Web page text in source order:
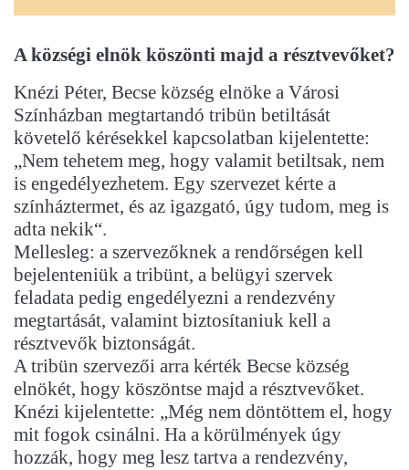
A községi elnök köszönti majd a résztvevőket?
Knézi Péter, Becse község elnöke a Városi
Színházban megtartandó tribün betiltását
követelő kérésekkel kapcsolatban kijelentette:
„Nem tehetem meg, hogy valamit betiltsak, nem
is engedélyezhetem. Egy szervezet kérte a
színháztermet, és az igazgató, úgy tudom, meg is
adta nekik“.
Mellesleg: a szervezőknek a rendőrségen kell
bejelenteniük a tribünt, a belügyi szervek
feladata pedig engedélyezni a rendezvény
megtartását, valamint biztosítaniuk kell a
résztvevők biztonságát.
A tribün szervezői arra kérték Becse község
elnökét, hogy köszöntse majd a résztvevőket.
Knézi kijelentette: „Még nem döntöttem el, hogy
mit fogok csinálni. Ha a körülmények úgy
hozzák, hogy meg lesz tartva a rendezvény,